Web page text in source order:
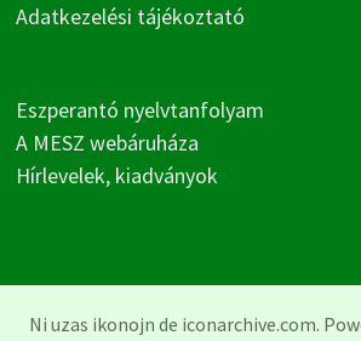
Adatkezelési tájékoztató
Eszperantó nyelvtanfolyam
A MESZ webáruháza
Hírlevelek, kiadványok
Ni uzas ikonojn de iconarchive.com.